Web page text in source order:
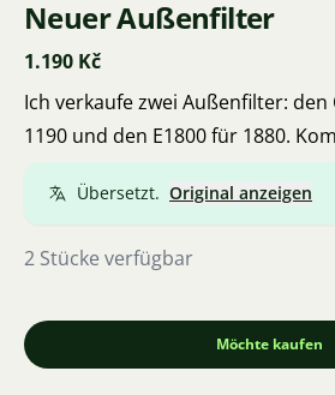
Neuer Außenfilter
1.190 Kč
Ich verkaufe zwei Außenfilter:
1190 und den E1800 für 1880.
Übersetzt. Original anzeigen
2 Stücke verfügbar
Möchte kaufen